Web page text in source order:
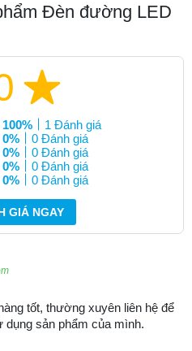
Đèn đường LED
100%
1 Đánh giá
0%
0 Đánh giá
0%
0 Đánh giá
0%
0 Đánh giá
0% 0 Đánh giá
GIÁ NGAY
tốt, thường xuyên liên hệ để
dụng sản phẩm của mình.